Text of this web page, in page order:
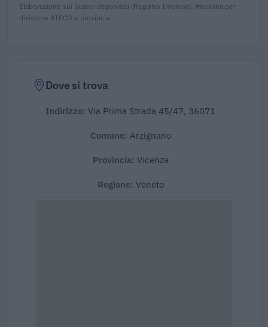
Elaborazione sui bilanci depositati (Registro Imprese). Mediana per
divisione ATECO e provincia.
Dove si trova
Indirizzo: Via Prima Strada 45/47, 36071
Comune: Arzignano
Provincia: Vicenza
Regione: Veneto